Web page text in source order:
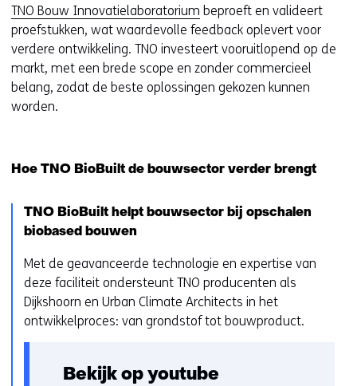
TNO Bouw Innovatielaboratorium beproeft en valideert
proefstukken, wat waardevolle feedback oplevert voor
verdere ontwikkeling. TNO investeert vooruitlopend op de
markt, met een brede scope en zonder commercieel
belang, zodat de beste oplossingen gekozen kunnen
worden.
Hoe TNO BioBuilt de bouwsector verder brengt
TNO BioBuilt helpt bouwsector bij opschalen
biobased bouwen
Met de geavanceerde technologie en expertise van
deze faciliteit ondersteunt TNO producenten als
Dijkshoorn en Urban Climate Architects in het
ontwikkelproces: van grondstof tot bouwproduct.
Bekijk op youtube